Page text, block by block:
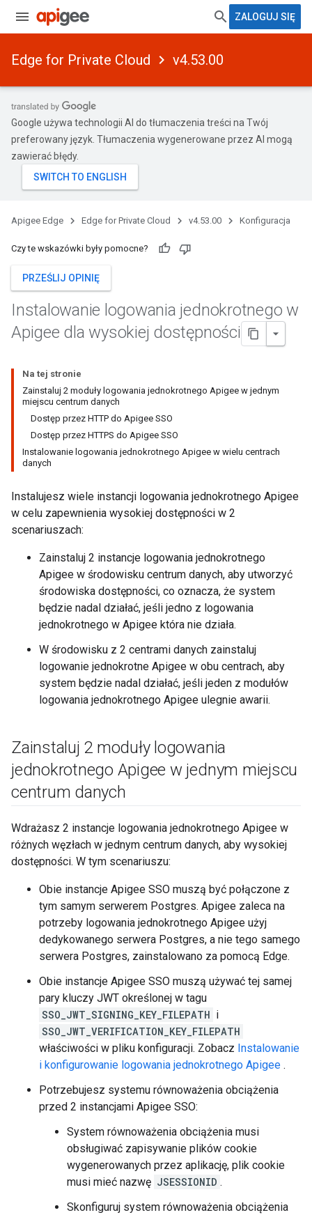
ZALOGUJ SIĘ
Edge for Private Cloud v4.53.00
Google używa technologii AI do tłumaczenia treści na Twój
preferowany język. Tłumaczenia wygenerowane przez AI mogą
zawierać błędy.
Apigee Edge Edge for Private Cloud v4.53.00 Konfiguracja
Czy te wskazówki były pomocne?
PRZEŚLIJ OPINIĘ
Instalowanie logowania jednokrotnego w
Apigee dla wysokiej dostępności
Na tej stronie
Zainstaluj 2 moduły logowania jednokrotnego Apigee w jednym
miejscu centrum danych
Dostęp przez HTTP do Apigee SSO
Dostęp przez HTTPS do Apigee SSO
Instalowanie logowania jednokrotnego Apigee w wielu centrach
danych
Instalujesz wiele instancji logowania jednokrotnego Apigee
w celu zapewnienia wysokiej dostępności w 2
scenariuszach:
Zainstaluj 2 instancje logowania jednokrotnego
Apigee w środowisku centrum danych, aby utworzyć
środowiska dostępności, co oznacza, że system
będzie nadal działać, jeśli jedno z logowania
jednokrotnego w Apigee która nie działa.
W środowisku z 2 centrami danych zainstaluj
logowanie jednokrotne Apigee w obu centrach, aby
system będzie nadal działać, jeśli jeden z modułów
logowania jednokrotnego Apigee ulegnie awarii.
Zainstaluj 2 moduły logowania
jednokrotnego Apigee w jednym miejscu
centrum danych
Wdrażasz 2 instancje logowania jednokrotnego Apigee w
różnych węzłach w jednym centrum danych, aby wysokiej
dostępności. W tym scenariuszu:
Obie instancje Apigee SSO muszą być połączone z
tym samym serwerem Postgres. Apigee zaleca na
potrzeby logowania jednokrotnego Apigee użyj
dedykowanego serwera Postgres, a nie tego samego
serwera Postgres, zainstalowano za pomocą Edge.
Obie instancje Apigee SSO muszą używać tej samej
pary kluczy JWT określonej w tagu
SSO_JWT_SIGNING_KEY_FILEPATH i
SSO_JWT_VERIFICATION_KEY_FILEPATH
właściwości w pliku konfiguracji. Zobacz Instalowanie
i konfigurowanie logowania jednokrotnego Apigee .
Potrzebujesz systemu równoważenia obciążenia
przed 2 instancjami Apigee SSO:
System równoważenia obciążenia musi
obsługiwać zapisywanie plików cookie
wygenerowanych przez aplikację, plik cookie
musi mieć nazwę JSESSIONID .
Skonfiguruj system równoważenia obciążenia